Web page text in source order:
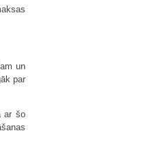
un
par
ar šo